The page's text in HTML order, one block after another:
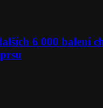
6 000 balení